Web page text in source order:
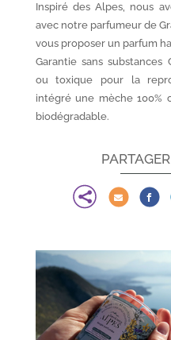
Inspiré des Alpes, nous
avec notre parfumeur de
vous proposer un parfum
Garantie sans substances
ou toxique pour la
intégré une mèche 100%
biodégradable.
  